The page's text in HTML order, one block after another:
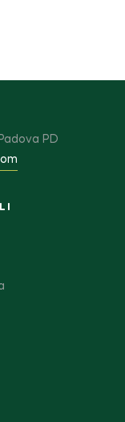
PD